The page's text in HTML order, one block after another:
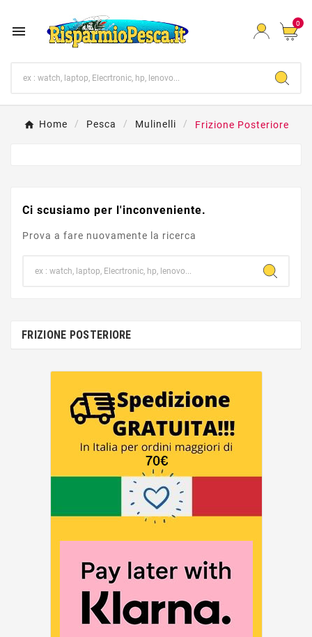
 0
Home Pesca Mulinelli Frizione Posteriore
Ci scusiamo per l'inconveniente.
Prova a fare nuovamente la ricerca
FRIZIONE POSTERIORE